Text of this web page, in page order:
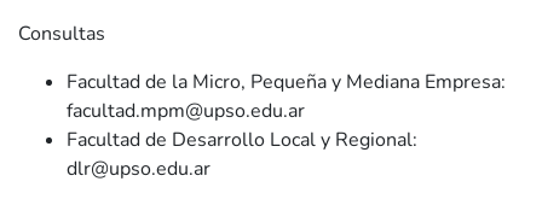
Consultas
Facultad de la Micro, Pequeña y Mediana Empresa:
facultad.mpm@upso.edu.ar
Facultad de Desarrollo Local y Regional:
dlr@upso.edu.ar